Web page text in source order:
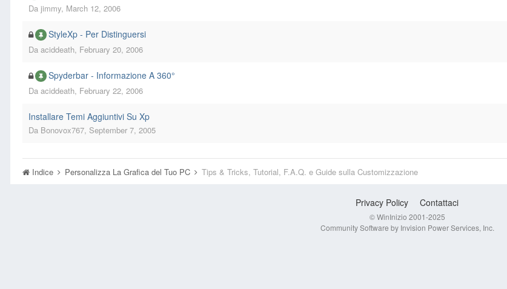
Da jimmy, March 12, 2006
StyleXp - Per Distinguersi
Da aciddeath, February 20, 2006
Spyderbar - Informazione A 360°
Da aciddeath, February 22, 2006
Installare Temi Aggiuntivi Su Xp
Da Bonovox767, September 7, 2005
Indice Personalizza La Grafica del Tuo PC Tips & Tricks, Tutorial, F.A.Q. e Guide sulla Customizzazione
Privacy Policy Contattaci
© WinInizio 2001-2025
Community Software by Invision Power Services, Inc.